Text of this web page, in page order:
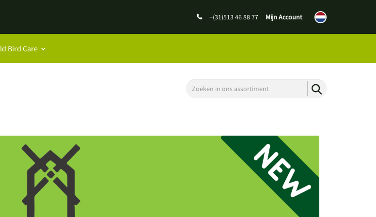
+(31)513 46 88 77 Mijn Account
Bird Care